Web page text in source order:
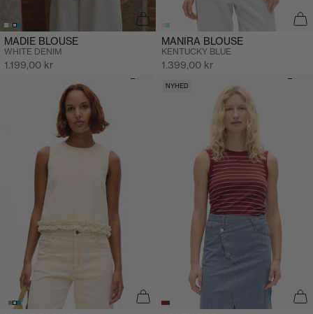
MADIE BLOUSE
WHITE DENIM
Salgspris
1.199,00 kr
MANIRA BLOUSE
KENTUCKY BLUE
Salgspris
1.399,00 kr
NYHED